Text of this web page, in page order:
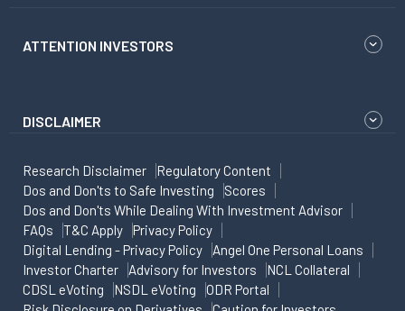
ATTENTION INVESTORS
DISCLAIMER
Research Disclaimer
Regulatory Content
Dos and Don'ts to Safe Investing
Scores
Dos and Don'ts While Dealing With Investment Advisor
FAQs
T&C Apply
Privacy Policy
Digital Lending - Privacy Policy
Angel One Personal Loans
Investor Charter
Advisory for Investors
NCL Collateral
CDSL eVoting
NSDL eVoting
ODR Portal